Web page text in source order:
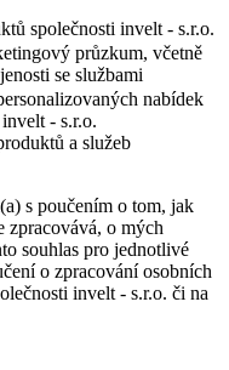
společnosti invelt - s.r.o.
průzkum, včetně
se službami
nabídek
- s.r.o.
a služeb
s poučením o tom, jak
zpracovává, o mých
souhlas pro jednotlivé
o zpracování osobních
invelt - s.r.o. či na